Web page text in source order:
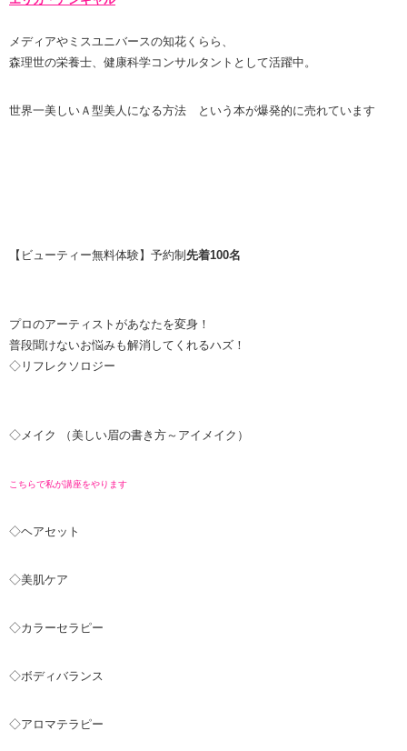
メディアやミスユニバースの知花くらら、
森理世の栄養士、健康科学コンサルタントとして活躍中。
世界一美しいＡ型美人になる方法 という本が爆発的に売れています
【ビューティー無料体験】予約制 先着100名
プロのアーティストがあなたを変身！
普段聞けないお悩みも解消してくれるハズ！
◇リフレクソロジー
◇メイク （美しい眉の書き方～アイメイク）
こちらで私が講座をやります
◇ヘアセット
◇美肌ケア
◇カラーセラピー
◇ボディバランス
◇アロマテラピー